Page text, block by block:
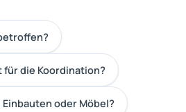
die Koordination?
oder Möbel?